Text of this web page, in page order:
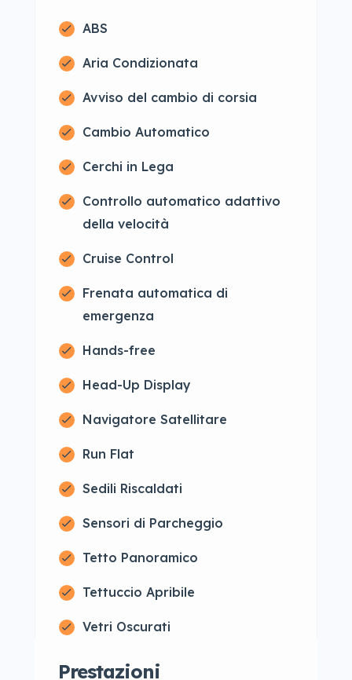
ABS
Aria Condizionata
Avviso del cambio di corsia
Cambio Automatico
Cerchi in Lega
Controllo automatico adattivo
della velocità
Cruise Control
Frenata automatica di
emergenza
Hands-free
Head-Up Display
Navigatore Satellitare
Run Flat
Sedili Riscaldati
Sensori di Parcheggio
Tetto Panoramico
Tettuccio Apribile
Vetri Oscurati
Prestazioni